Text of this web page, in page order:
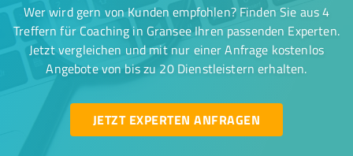
Wer wird gern von Kunden empfohlen? Finden Sie aus 4
Treffern für Coaching in Gransee Ihren passenden Experten.
Jetzt vergleichen und mit nur einer Anfrage kostenlos
Angebote von bis zu 20 Dienstleistern erhalten.
JETZT EXPERTEN ANFRAGEN